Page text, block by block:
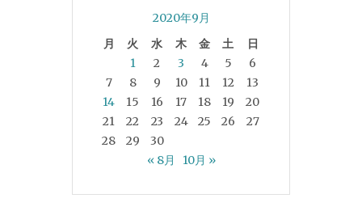
2020年9月
月
火 水 木 金 土
日
1
2 3 4 5
6
7
8 9 10 11 12
13
14
15 16 17 18 19
20
21
22 23 24 25 26
27
28
29
30
« 8月
10月 »